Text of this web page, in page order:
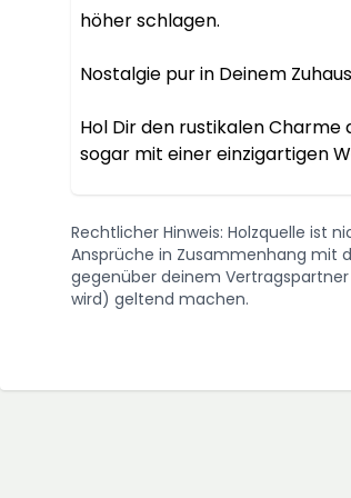
höher schlagen.
Nostalgie pur in Deinem
Hol Dir den rustikalen Charme
sogar mit einer einzigartigen
Rechtlicher Hinweis: Holzquelle ist
Ansprüche in Zusammenhang mit
gegenüber deinem
wird) geltend machen.